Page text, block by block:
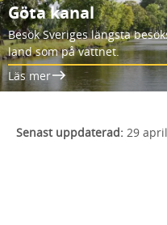
Göta kanal
Besök Sveriges längsta
land som på vattnet.
Läs mer
Senast uppdaterad: 29